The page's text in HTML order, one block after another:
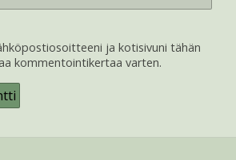
ja kotisivuni tähän
kommentointikertaa varten.